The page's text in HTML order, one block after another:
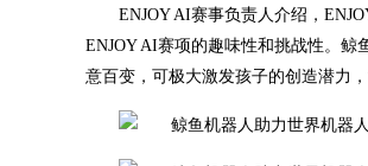
ENJOY AI赛事负责人介绍，
ENJOY AI赛项的趣味性和挑战性。鲸
意百变，可极大激发孩子的创造潜力